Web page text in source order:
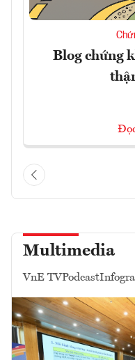
Blog chứng
Multimedia
VnE TVPodcast